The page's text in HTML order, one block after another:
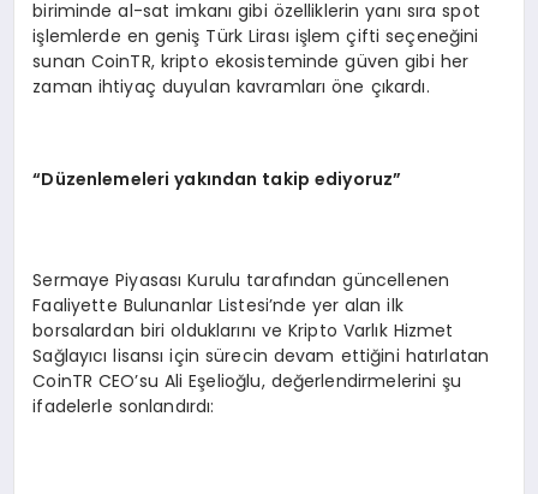
biriminde al-sat imkanı gibi özelliklerin yanı sıra spot
işlemlerde en geniş Türk Lirası işlem çifti seçeneğini
sunan CoinTR, kripto ekosisteminde güven gibi her
zaman ihtiyaç duyulan kavramları öne çıkardı.
“Düzenlemeleri yakından takip ediyoruz”
Sermaye Piyasası Kurulu tarafından güncellenen
Faaliyette Bulunanlar Listesi’nde yer alan ilk
borsalardan biri olduklarını ve Kripto Varlık Hizmet
Sağlayıcı lisansı için sürecin devam ettiğini hatırlatan
CoinTR CEO’su Ali Eşelioğlu, değerlendirmelerini şu
ifadelerle sonlandırdı: